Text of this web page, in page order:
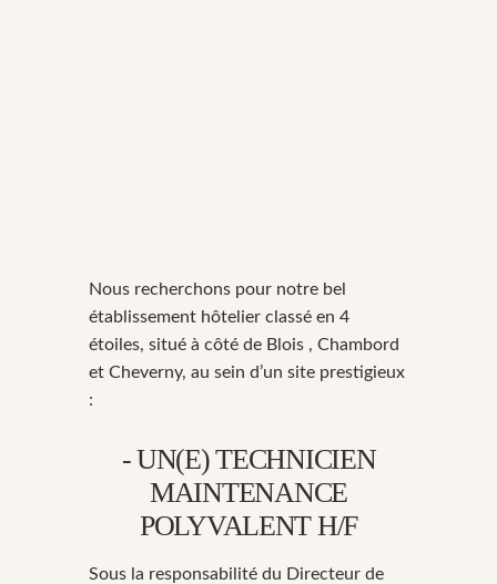
Nous recherchons pour notre bel
établissement hôtelier classé en 4
étoiles, situé à côté de Blois , Chambord
et Cheverny, au sein d’un site prestigieux
:
- UN(E) TECHNICIEN
MAINTENANCE
POLYVALENT H/F
Sous la responsabilité du Directeur de